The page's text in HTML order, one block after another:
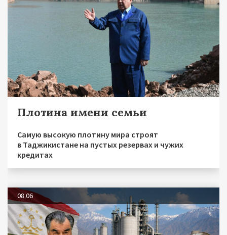
Плотина имени семьи
Самую высокую плотину мира строят
в Таджикистане на пустых резервах и чужих
кредитах
08.06